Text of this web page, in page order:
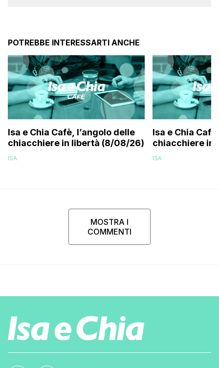
POTREBBE INTERESSARTI ANCHE
Isa e Chia Cafè, l’angolo delle
chiacchiere in libertà (8/08/26)
ISA
Isa e Chia
chiacchiere in
ISA
MOSTRA I
COMMENTI